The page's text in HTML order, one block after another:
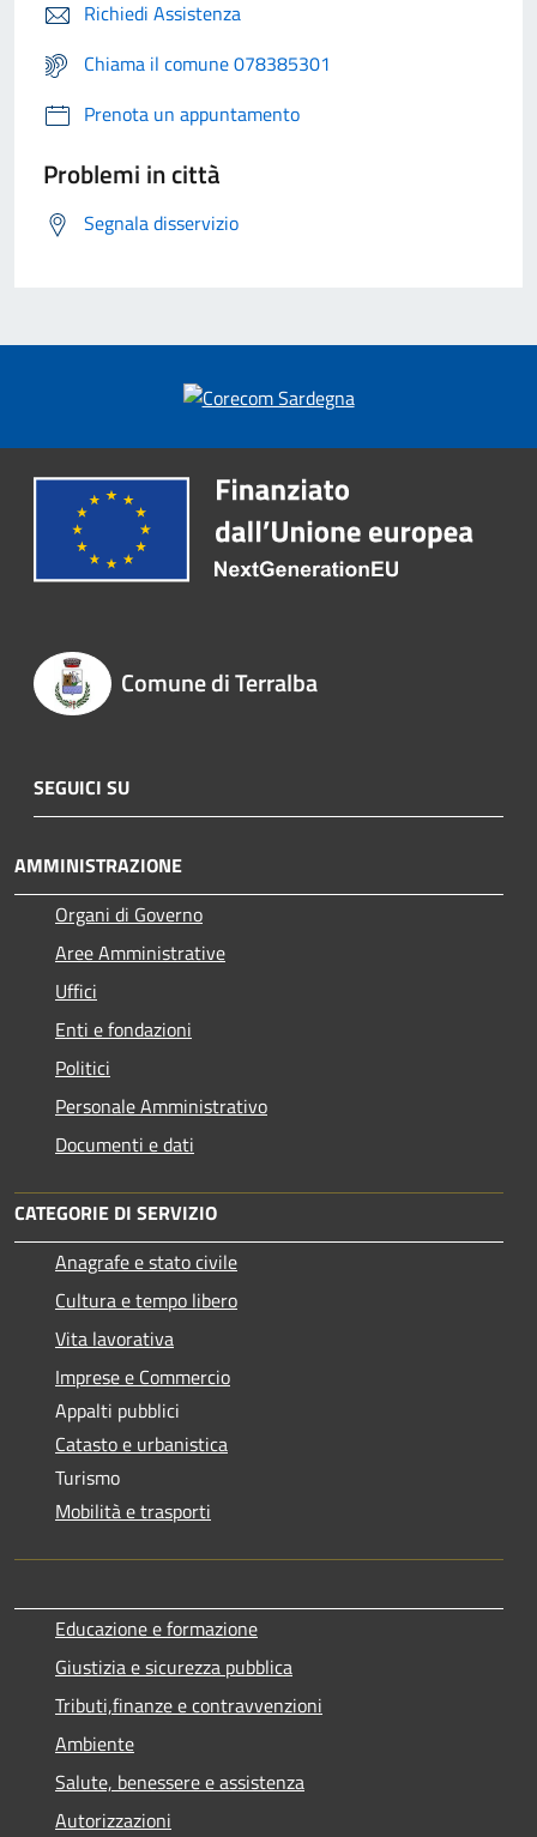
Richiedi Assistenza
Chiama il comune 078385301
Prenota un appuntamento
Problemi in città
Segnala disservizio
Comune di Terralba
SEGUICI SU
AMMINISTRAZIONE
Organi di Governo
Aree Amministrative
Uffici
Enti e fondazioni
Politici
Personale Amministrativo
Documenti e dati
CATEGORIE DI SERVIZIO
Anagrafe e stato civile
Cultura e tempo libero
Vita lavorativa
Imprese e Commercio
Appalti pubblici
Catasto e urbanistica
Turismo
Mobilità e trasporti
Educazione e formazione
Giustizia e sicurezza pubblica
Tributi,finanze e contravvenzioni
Ambiente
Salute, benessere e assistenza
Autorizzazioni